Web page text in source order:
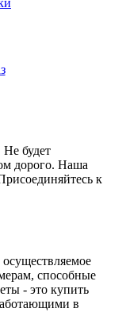
будет
дорого. Наша
к
способные
- это купить
в